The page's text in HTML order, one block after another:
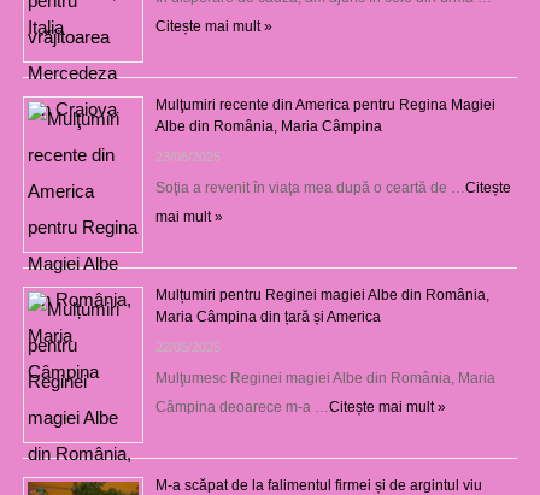
Citește mai mult »
Mulţumiri recente din America pentru Regina Magiei
Albe din România, Maria Câmpina
23/08/2025
Soţia a revenit în viaţa mea după o ceartă de … Citește
mai mult »
Mulțumiri pentru Reginei magiei Albe din România,
Maria Câmpina din țară și America
22/05/2025
Mulţumesc Reginei magiei Albe din România, Maria
Câmpina deoarece m-a … Citește mai mult »
M-a scăpat de la falimentul firmei și de argintul viu